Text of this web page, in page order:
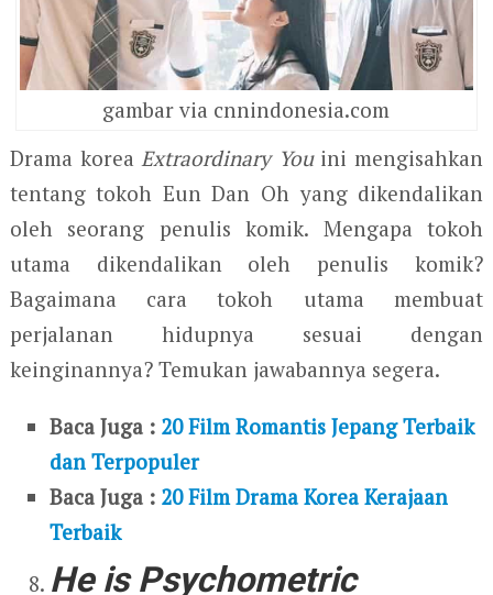
gambar via cnnindonesia.com
Drama koreaExtraordinary Youini mengisahkan
tentang tokoh Eun Dan Oh yang dikendalikan
oleh seorang penulis komik. Mengapa tokoh
utama dikendalikan oleh penulis komik?
Bagaimana cara tokoh utama membuat
perjalanan hidupnya sesuai dengan
keinginannya? Temukan jawabannya segera.
Baca Juga : 20 Film Romantis Jepang Terbaik
dan Terpopuler
Baca Juga : 20 Film Drama Korea Kerajaan
Terbaik
He is Psychometric